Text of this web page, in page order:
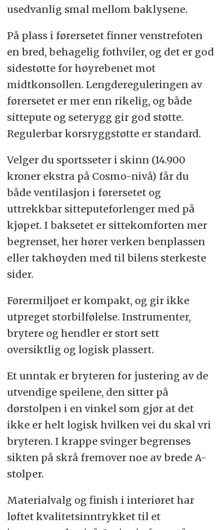
usedvanlig smal mellom baklysene.
På plass i førersetet finner venstrefoten
en bred, behagelig fothviler, og det er god
sidestøtte for høyrebenet mot
midtkonsollen. Lengdereguleringen av
førersetet er mer enn rikelig, og både
sittepute og seterygg gir god støtte.
Regulerbar korsryggstøtte er standard.
Velger du sportsseter i skinn (14.900
kroner ekstra på Cosmo-nivå) får du
både ventilasjon i førersetet og
uttrekkbar sitteputeforlenger med på
kjøpet. I baksetet er sittekomforten mer
begrenset, her hører verken benplassen
eller takhøyden med til bilens sterkeste
sider.
Førermiljøet er kompakt, og gir ikke
utpreget storbilfølelse. Instrumenter,
brytere og hendler er stort sett
oversiktlig og logisk plassert.
Et unntak er bryteren for justering av de
utvendige speilene, den sitter på
dørstolpen i en vinkel som gjør at det
ikke er helt logisk hvilken vei du skal vri
bryteren. I krappe svinger begrenses
sikten på skrå fremover noe av brede A-
stolper.
Materialvalg og finish i interiøret har
løftet kvalitetsinntrykket til et